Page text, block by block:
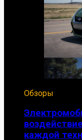
Обзоры
каждой